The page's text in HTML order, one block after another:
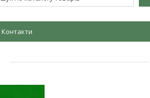
Контакти